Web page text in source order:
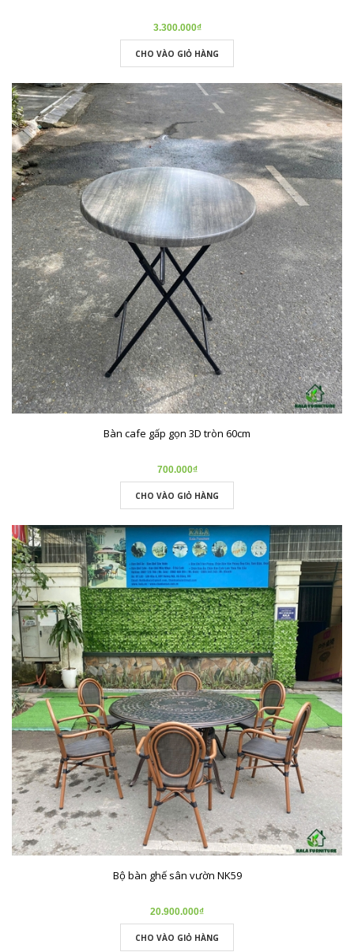
3.300.000₫
CHO VÀO GIỎ HÀNG
Bàn cafe gấp gọn 3D tròn 60cm
700.000₫
CHO VÀO GIỎ HÀNG
Bộ bàn ghế sân vườn NK59
20.900.000₫
CHO VÀO GIỎ HÀNG